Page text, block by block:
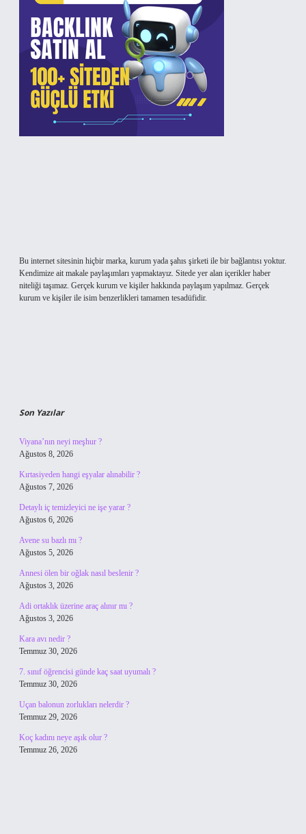
Bu internet sitesinin hiçbir marka, kurum yada şahıs şirketi ile bir bağlantısı yoktur.
Kendimize ait makale paylaşımları yapmaktayız. Sitede yer alan içerikler haber
niteliği taşımaz. Gerçek kurum ve kişiler hakkında paylaşım yapılmaz. Gerçek
kurum ve kişiler ile isim benzerlikleri tamamen tesadüfidir.
Son Yazılar
Viyana’nın neyi meşhur ?
Ağustos 8, 2026
Kırtasiyeden hangi eşyalar alınabilir ?
Ağustos 7, 2026
Detaylı iç temizleyici ne işe yarar ?
Ağustos 6, 2026
Avene su bazlı mı ?
Ağustos 5, 2026
Annesi ölen bir oğlak nasıl beslenir ?
Ağustos 3, 2026
Adi ortaklık üzerine araç alınır mı ?
Ağustos 3, 2026
Kara avı nedir ?
Temmuz 30, 2026
7. sınıf öğrencisi günde kaç saat uyumalı ?
Temmuz 30, 2026
Uçan balonun zorlukları nelerdir ?
Temmuz 29, 2026
Koç kadını neye aşık olur ?
Temmuz 26, 2026